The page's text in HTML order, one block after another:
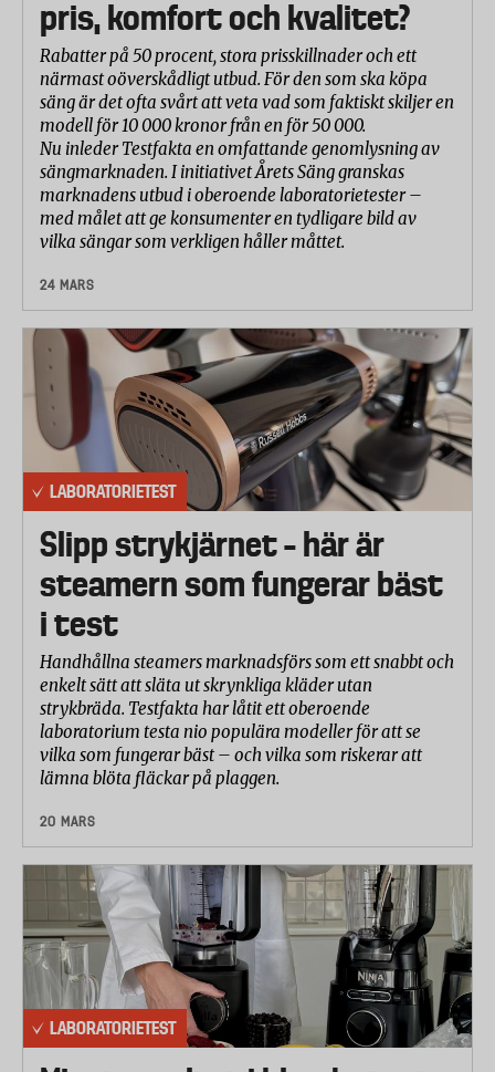
pris, komfort och kvalitet?
Rabatter på 50 procent, stora prisskillnader och ett
närmast oöverskådligt utbud. För den som ska köpa
säng är det ofta svårt att veta vad som faktiskt skiljer en
modell för 10 000 kronor från en för 50 000.
Nu inleder Testfakta en omfattande genomlysning av
sängmarknaden. I initiativet Årets Säng granskas
marknadens utbud i oberoende laboratorietester –
med målet att ge konsumenter en tydligare bild av
vilka sängar som verkligen håller måttet.
24 MARS
LABORATORIETEST
Slipp strykjärnet – här är
steamern som fungerar bäst
i test
Handhållna steamers marknadsförs som ett snabbt och
enkelt sätt att släta ut skrynkliga kläder utan
strykbräda. Testfakta har låtit ett oberoende
laboratorium testa nio populära modeller för att se
vilka som fungerar bäst – och vilka som riskerar att
lämna blöta fläckar på plaggen.
20 MARS
LABORATORIETEST